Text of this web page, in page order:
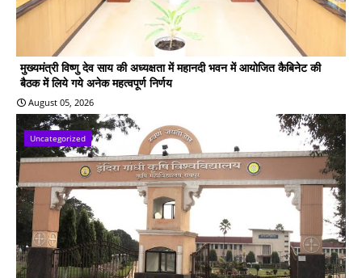
मुख्यमंत्री विष्णु देव साय की अध्यक्षता में महानदी भवन में आयोजित कैबिनेट की
बैठक में लिये गये अनेक महत्वपूर्ण निर्णय
August 05, 2026
Uncategorized